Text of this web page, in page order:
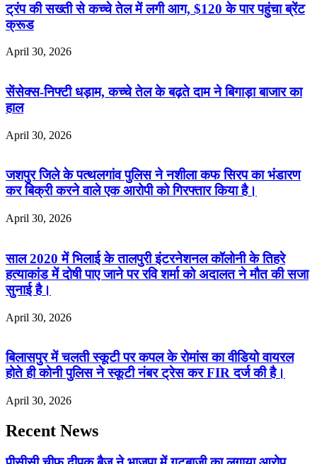
ट्रंप की सख्ती से कच्चे तेल में लगी आग, $120 के पार पहुंचा ब्रेंट
क्रूड
April 30, 2026
सेंसेक्स-निफ्टी धड़ाम, कच्चे तेल के बढ़ते दाम ने बिगाड़ा बाजार का
हाल
April 30, 2026
जशपुर जिले के पत्थलगांव पुलिस ने नशीला कफ सिरप का भंडारण
कर बिक्री करने वाले एक आरोपी को गिरफ्तार किया है।
April 30, 2026
साल 2020 में भिलाई के तालपुरी इंटरनेशनल कॉलोनी के तिहरे
हत्याकांड में दोषी पाए जाने पर रवि शर्मा को अदालत ने मौत की सजा
सुनाई है।
April 30, 2026
बिलासपुर में चलती स्कूटी पर कपल के रोमांस का वीडियो वायरल
होते ही कोनी पुलिस ने स्कूटी नंबर ट्रेस कर FIR दर्ज की है।
April 30, 2026
Recent News